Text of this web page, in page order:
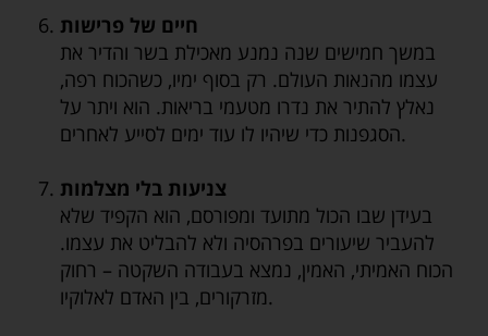
חיים של פרישות
במשך חמישים שנה נמנע מאכילת בשר והדיר את
עצמו מהנאות העולם. רק בסוף ימיו, כשהכוח רפה,
נאלץ להתיר את נדרו מטעמי בריאות. הוא ויתר על
הסגפנות כדי שיהיו לו עוד ימים לסייע לאחרים.
צניעות בלי מצלמות
בעידן שבו הכול מתועד ומפורסם, הוא הקפיד שלא
להעביר שיעורים בפרהסיה ולא להבליט את עצמו.
הכוח האמיתי, האמין, נמצא בעבודה השקטה – רחוק
מזרקורים, בין האדם לאלוקיו.